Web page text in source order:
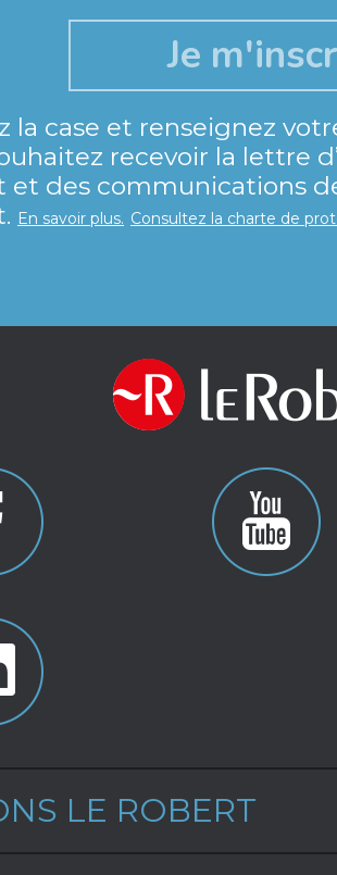
la case et renseignez
recevoir la lettre
et des communications
En savoir plus. Consultez la charte de
LE ROBERT